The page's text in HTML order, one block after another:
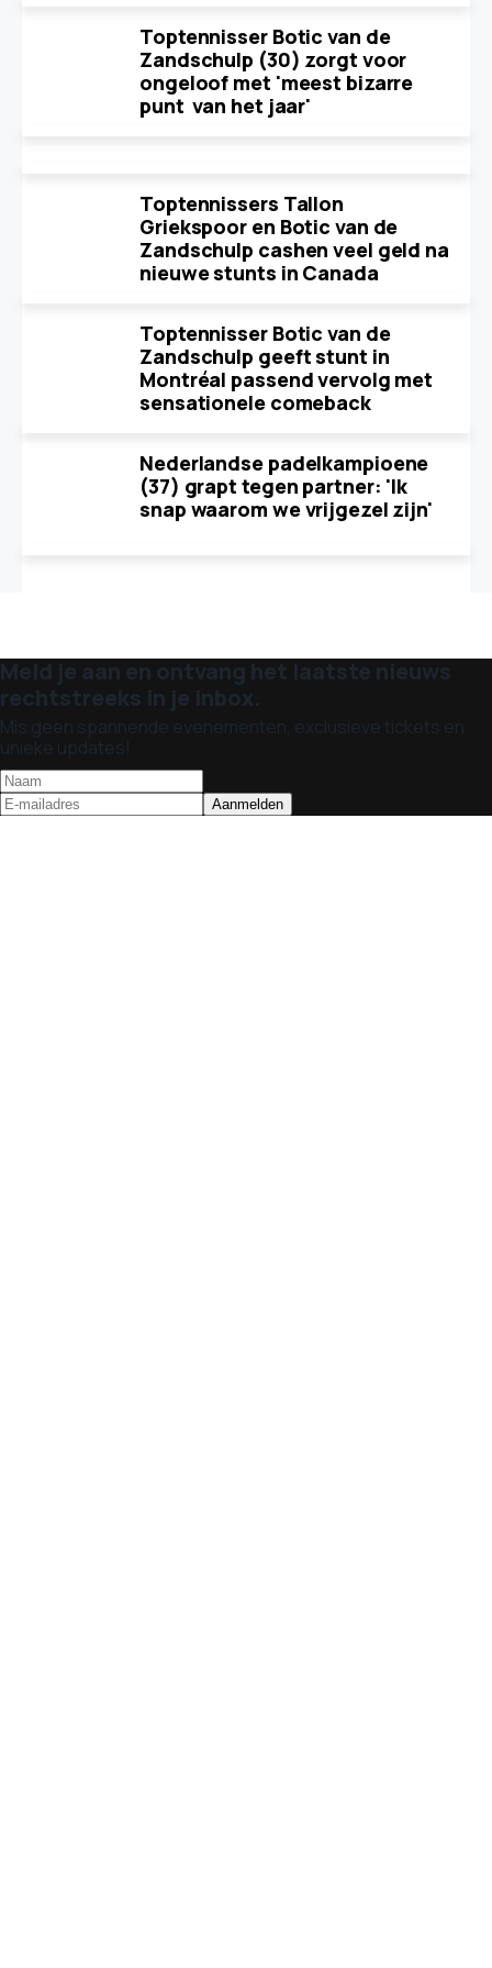
Toptennisser Botic van de
Zandschulp (30) zorgt voor
ongeloof met 'meest bizarre
punt van het jaar'
Toptennissers Tallon
Griekspoor en Botic van de
Zandschulp cashen veel geld na
nieuwe stunts in Canada
Toptennisser Botic van de
Zandschulp geeft stunt in
Montréal passend vervolg met
sensationele comeback
Nederlandse padelkampioene
(37) grapt tegen partner: 'Ik
snap waarom we vrijgezel zijn'
Meld je aan en ontvang het laatste nieuws
rechtstreeks in je inbox.
Mis geen spannende evenementen, exclusieve tickets en
unieke updates!